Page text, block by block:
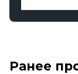
Ранее